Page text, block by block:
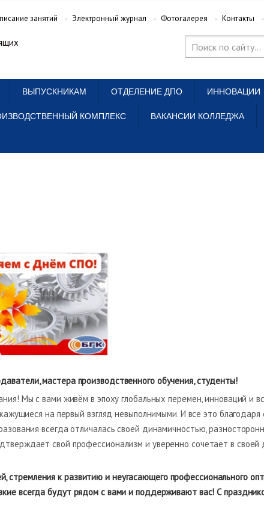
занятий Электронный журнал Фотогалерея Контакты
ВЫПУСКНИКАМ ОТДЕЛЕНИЕ ДПО ИННОВАЦИИ
КОМПЛЕКС ВАКАНСИИ КОЛЛЕДЖА
мастера производственного обучения, студенты!
Мы с вами живём в эпоху глобальных перемен, инноваций и
на первый взгляд невыполнимыми. И все это благодаря
всегда отличалась своей динамичностью,
свой профессионализм и уверенно сочетает в своей
к развитию и неугасающего профессионального
всегда будут рядом с вами и поддерживают вас! С